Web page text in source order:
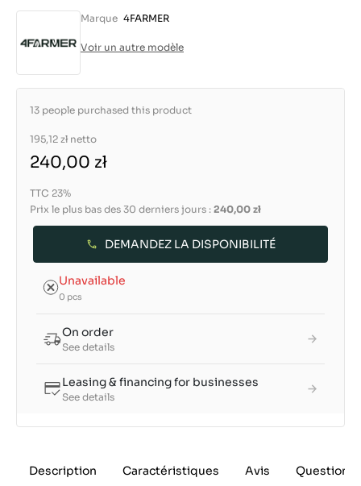
Marque 4FARMER
Voir un autre modèle
13 people purchased this product
195,12 zł netto
240,00 zł
TTC 23%
Prix le plus bas des 30 derniers jours : 240,00 zł
DEMANDEZ LA DISPONIBILITÉ
Unavailable
0 pcs
On order
See details
Leasing & financing for businesses
See details
Description Caractéristiques Avis Questions